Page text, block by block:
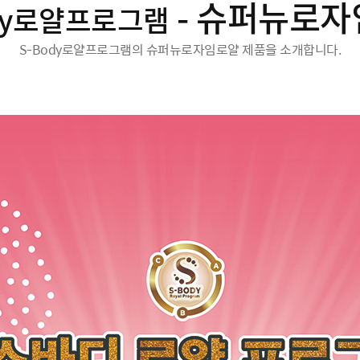
얄프로그램 - 슈퍼뉴로
S-Body로얄프로그램의 슈퍼뉴로자임로얄 제품을 소개합니다.